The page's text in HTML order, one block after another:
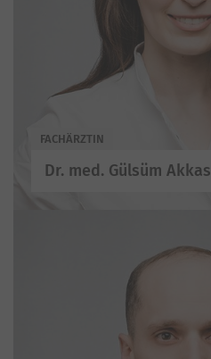
FACHÄRZTIN
Dr. med. Gülsüm Akkas